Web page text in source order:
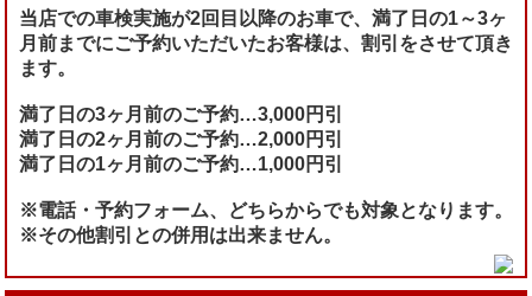
当店での車検実施が2回目以降のお車で、満了日の1～3ヶ
月前までにご予約いただいたお客様は、割引をさせて頂き
ます。
満了日の3ヶ月前のご予約…3,000円引
満了日の2ヶ月前のご予約…2,000円引
満了日の1ヶ月前のご予約…1,000円引
※電話・予約フォーム、どちらからでも対象となります。
※その他割引との併用は出来ません。